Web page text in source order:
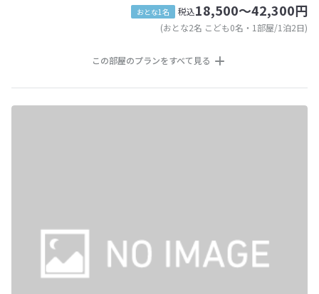
おとな1名 税込18,500～42,300円
(おとな2名 こども0名・1部屋/1泊2日)
この部屋のプランをすべて見る